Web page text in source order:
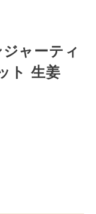
ジャーティ
ト 生姜